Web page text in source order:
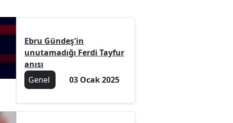
Ebru Gündeş'in
unutamadığı Ferdi Tayfur
anısı
Genel
03 Ocak 2025